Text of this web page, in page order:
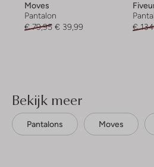
Moves
Pantalon
€ 79,95 € 39,99
€
Bekijk meer
Pantalons Moves